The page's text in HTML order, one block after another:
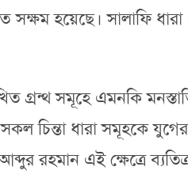
হয়েছে। সালাফি
সমূহে এমনকি
ধারা সমূহকে যুগের
রহমান এই ক্ষেত্রে